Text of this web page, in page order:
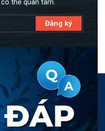
thể quan tâm.